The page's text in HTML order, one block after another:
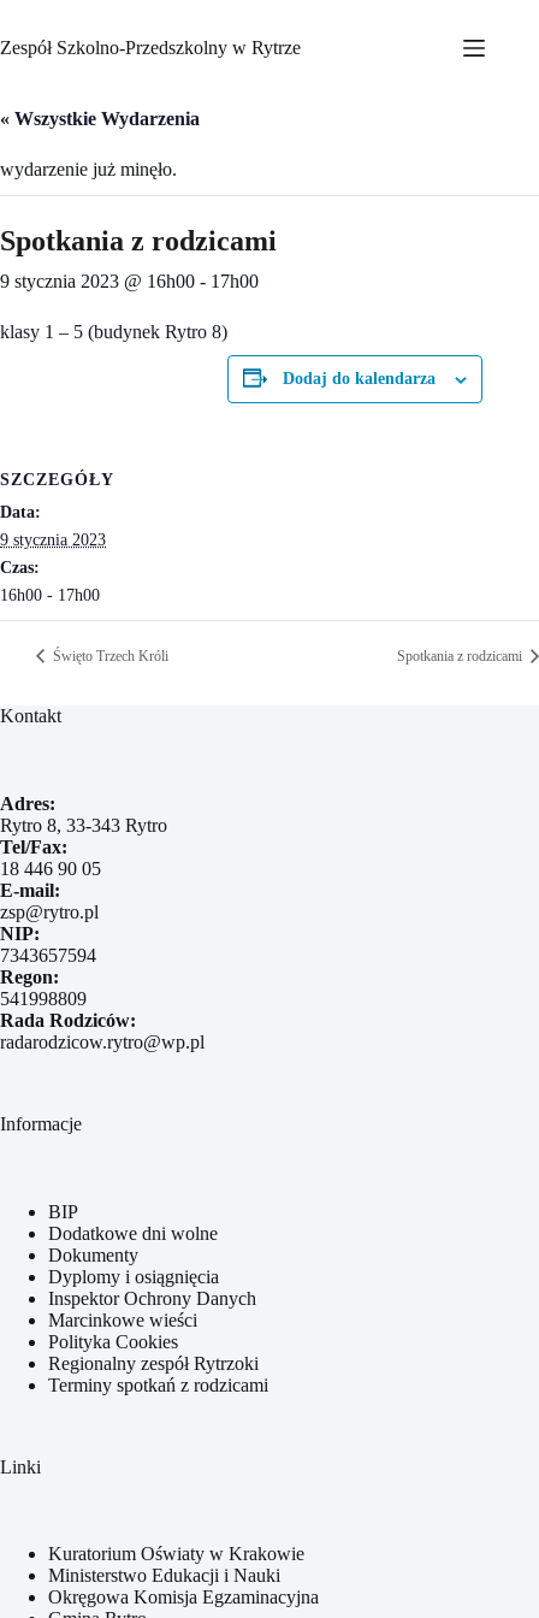
treści
Zespół Szkolno-Przedszkolny w Rytrze
« Wszystkie Wydarzenia
wydarzenie już minęło.
Spotkania z rodzicami
9 stycznia 2023 @ 16h00 - 17h00
klasy 1 – 5 (budynek Rytro 8)
Dodaj do kalendarza
SZCZEGÓŁY
Data:
9 stycznia 2023
Czas:
16h00 - 17h00
Święto Trzech Króli Spotkania z rodzicami
Kontakt
Adres:
Rytro 8, 33-343 Rytro
Tel/Fax:
18 446 90 05
E-mail:
zsp@rytro.pl
NIP:
7343657594
Regon:
541998809
Rada Rodziców:
radarodzicow.rytro@wp.pl
Informacje
BIP
Dodatkowe dni wolne
Dokumenty
Dyplomy i osiągnięcia
Inspektor Ochrony Danych
Marcinkowe wieści
Polityka Cookies
Regionalny zespół Rytrzoki
Terminy spotkań z rodzicami
Linki
Kuratorium Oświaty w Krakowie
Ministerstwo Edukacji i Nauki
Okręgowa Komisja Egzaminacyjna